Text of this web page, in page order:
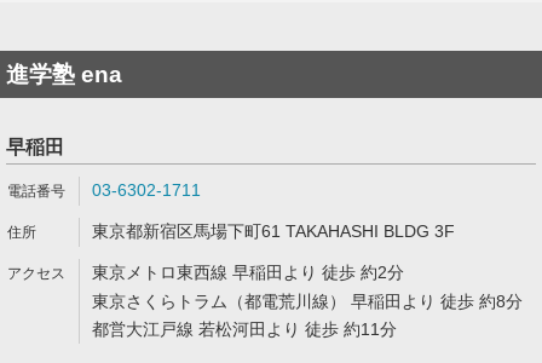
進学塾 ena
早稲田
03-6302-1711
東京都新宿区馬場下町61 TAKAHASHI BLDG 3F
東京メトロ東西線 早稲田より 徒歩 約2分
東京さくらトラム（都電荒川線） 早稲田より 徒歩 約8分
都営大江戸線 若松河田より 徒歩 約11分